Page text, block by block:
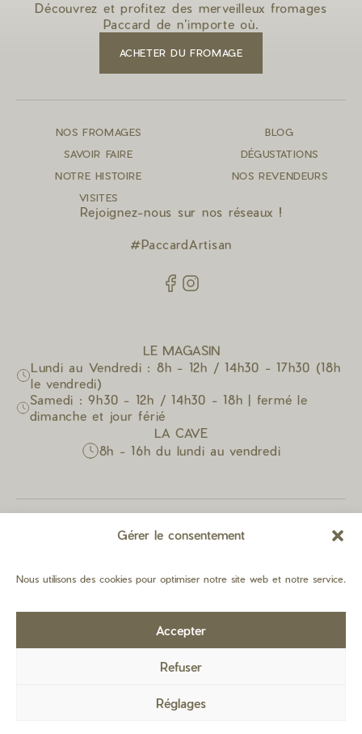
Gérer le consentement
Nous utilisons des cookies pour optimiser notre site web et notre service.
Accepter
Refuser
Réglages
Découvrez et profitez des merveilleux fromages
Paccard de n’importe où.
ACHETER DU FROMAGE
NOS FROMAGES
BLOG
SAVOIR FAIRE
DÉGUSTATIONS
NOTRE HISTOIRE
NOS REVENDEURS
VISITES
Rejoignez-nous sur nos réseaux !
#PaccardArtisan
LE MAGASIN
Lundi au Vendredi : 8h - 12h / 14h30 - 17h30 (18h
le vendredi)
Samedi : 9h30 - 12h / 14h30 - 18h | fermé le
dimanche et jour férié
LA CAVE
8h - 16h du lundi au vendredi